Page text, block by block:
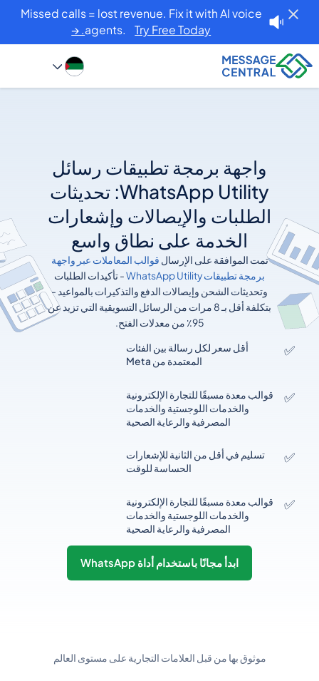
Missed calls = lost revenue. Fix it with AI voice
agents.Try Free Today. →
واجهة برمجة تطبيقات رسائل
WhatsApp Utility: تحديثات
الطلبات والإيصالات وإشعارات
الخدمة على نطاق واسع
تمت الموافقة على الإرسال قوالب المعاملات عبر واجهة
برمجة تطبيقات WhatsApp Utility
- تأكيدات الطلبات
وتحديثات الشحن وإيصالات الدفع والتذكيرات بالمواعيد -
بتكلفة أقل بـ 8 مرات من الرسائل التسويقية التي تزيد عن
95٪ من معدلات الفتح.
✅
أقل سعر لكل رسالة بين الفئات
المعتمدة من Meta
✅
قوالب معدة مسبقًا للتجارة الإلكترونية
والخدمات اللوجستية والخدمات
المصرفية والرعاية الصحية
✅
تسليم في أقل من الثانية للإشعارات
الحساسة للوقت
✅
قوالب معدة مسبقًا للتجارة الإلكترونية
والخدمات اللوجستية والخدمات
المصرفية والرعاية الصحية
ابدأ مجانًا باستخدام أداة WhatsApp
موثوق بها من قبل العلامات التجارية على مستوى العالم